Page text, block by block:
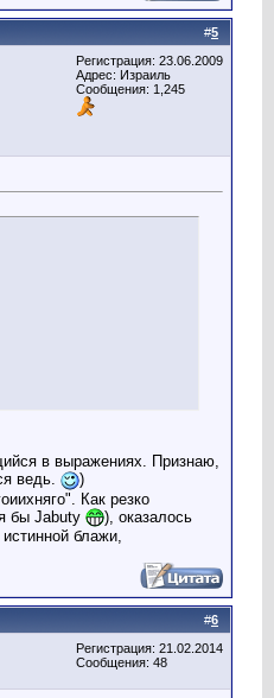
#5
Регистрация: 23.06.2009
Адрес: Израиль
Сообщения: 1,245
в выражениях. Признаю,
ведь.
)
Как резко
бы Jabuty
), оказалось
блажи,
#6
Регистрация: 21.02.2014
Сообщения: 48